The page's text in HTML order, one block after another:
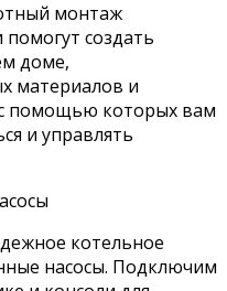
монтаж
создать
доме,
материалов и
помощью которых вам
и управлять
котельное
насосы. Подключим